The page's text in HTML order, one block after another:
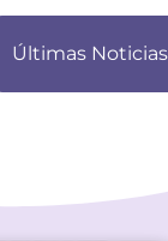
Últimas Noticias